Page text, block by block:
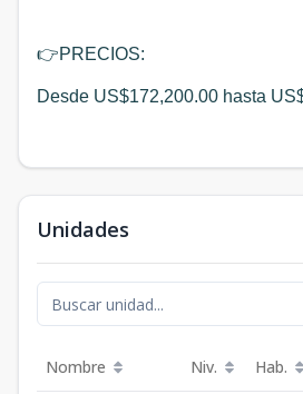
👉PRECIOS:
Desde US$172,200.00 hasta
Unidades
Nombre Niv. Hab.